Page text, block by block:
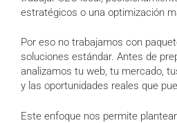
estratégicos o una optimización
Por eso no trabajamos con
soluciones estándar. Antes de
analizamos tu web, tu mercado,
y las oportunidades reales que
Este enfoque nos permite